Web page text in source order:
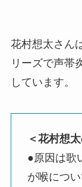
花村想太さん
リーズで声帯
しています。
＜花村想
●原因は歌
が喉につ